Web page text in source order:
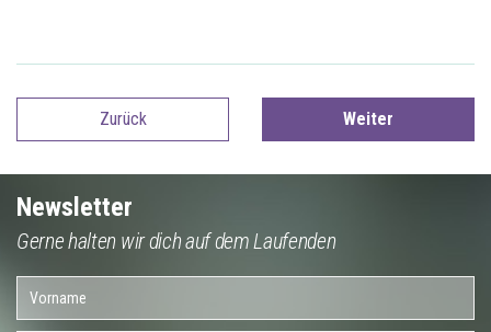
Zurück Weiter
Newsletter
Gerne halten wir dich auf dem Laufenden